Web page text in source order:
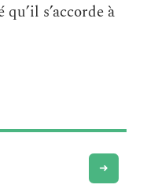
s’accorde à